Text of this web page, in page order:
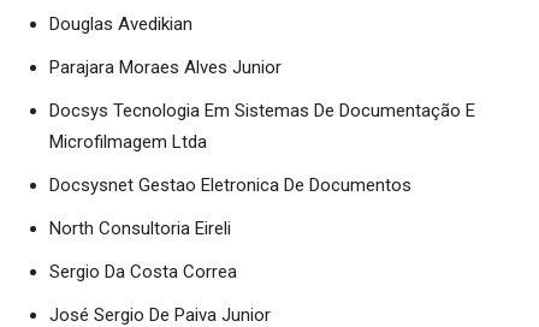
Douglas Avedikian
Parajara Moraes Alves Junior
Docsys Tecnologia Em Sistemas De Documentação E
Microfilmagem Ltda
Docsysnet Gestao Eletronica De Documentos
North Consultoria Eireli
Sergio Da Costa Correa
José Sergio De Paiva Junior